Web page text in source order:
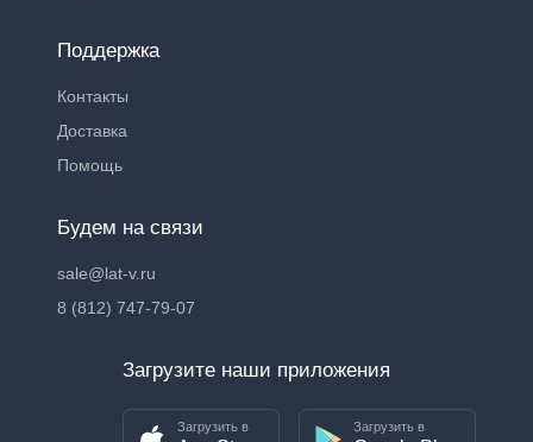
Поддержка
Контакты
Доставка
Помощь
Будем на связи
sale@lat-v.ru
8 (812) 747-79-07
Загрузите наши приложения
Загрузить в Загрузить в